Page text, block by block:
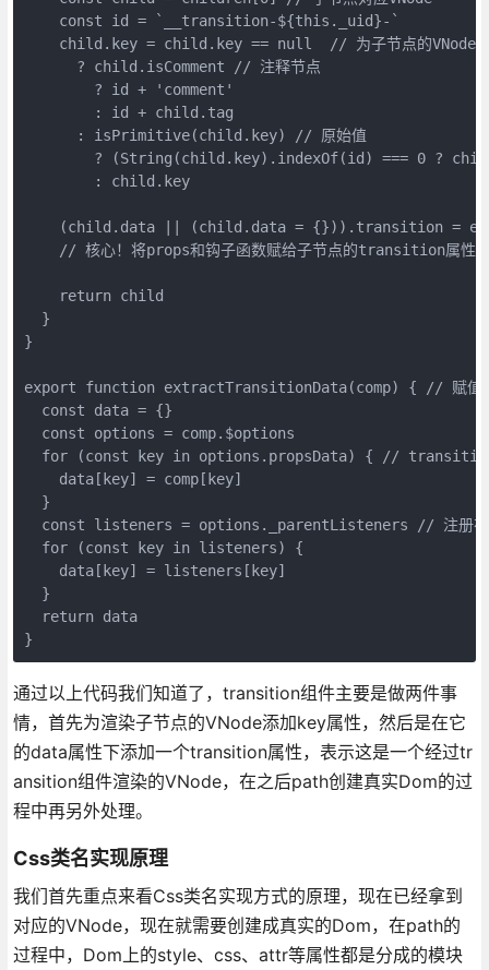
    const id = `__transition-${this._uid}-`
child.key = child.key == null  // 为子节点的VNode
      ? child.isComment // 注释节点
        ? id + 'comment'
        : id + child.tag
      : isPrimitive(child.key) // 原始值
? (String(child.key).indexOf(id) === 0 ?
        : child.key
(child.data || (child.data = {})).transition =
// 核心！将props和钩子函数赋给子节点的transition属性
    return child
  }
}
export function extractTransitionData(comp) { // 赋值
  const data = {}
  const options = comp.$options
for (const key in options.propsData) { //
    data[key] = comp[key]
  }
const listeners = options._parentListeners // 注册在
  for (const key in listeners) {
    data[key] = listeners[key]
  }
  return data
通过以上代码我们知道了，transition组件主要是做两件事
情，首先为渲染子节点的VNode添加key属性，然后是在它
的data属性下添加一个transition属性，表示这是一个经过tr
ansition组件渲染的VNode，在之后path创建真实Dom的过
程中再另外处理。
Css类名实现原理
我们首先重点来看Css类名实现方式的原理，现在已经拿到
对应的VNode，现在就需要创建成真实的Dom，在path的
过程中，Dom上的style、css、attr等属性都是分成的模块